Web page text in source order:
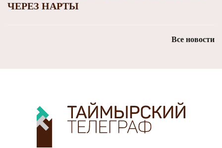
ЧЕРЕЗ НАРТЫ
Все новости